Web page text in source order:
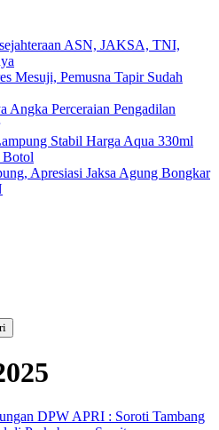
ASN, JAKSA, TNI,
Mesuji, Pemusna Tapir Sudah
Angka Perceraian Pengadilan
Stabil Harga Aqua 330ml
Botol
Apresiasi Jaksa Agung Bongkar